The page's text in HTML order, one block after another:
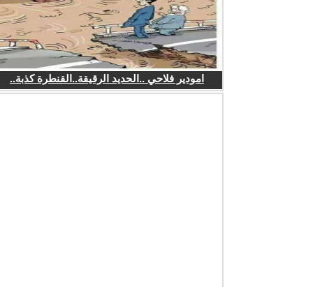
امودير فلاحي ..الحديد الرقيقة..القنطرة كذبة..